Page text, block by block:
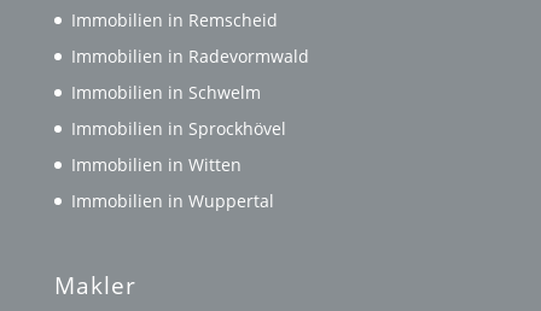
Immobilien in Remscheid
Immobilien in Radevormwald
Immobilien in Schwelm
Immobilien in Sprockhövel
Immobilien in Witten
Immobilien in Wuppertal
Makler